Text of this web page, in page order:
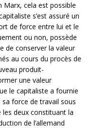
Marx, cela est possible
s’est assuré un
de force entre lui et le
ou non, possède
de conserver la valeur
au cours du procès de
produit-
une valeur
le capitaliste a fournie
sa force de travail sous
les deux constituant la
de l’allemand